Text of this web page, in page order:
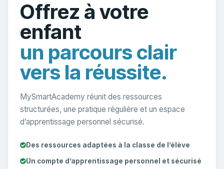
Offrez à votre
enfant
un parcours clair
vers la réussite.
MySmartAcademy réunit des ressources
structurées, une pratique régulière et un espace
d’apprentissage personnel sécurisé.
Des ressources adaptées à la classe de l’élève
Un compte d’apprentissage personnel et sécurisé